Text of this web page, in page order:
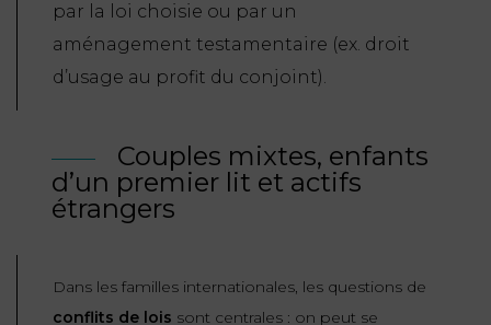
par la loi choisie ou par un
aménagement testamentaire (ex. droit
d’usage au profit du conjoint).
Couples mixtes, enfants
d’un premier lit et actifs
étrangers
Dans les familles internationales, les questions de
conflits de lois sont centrales : on peut se